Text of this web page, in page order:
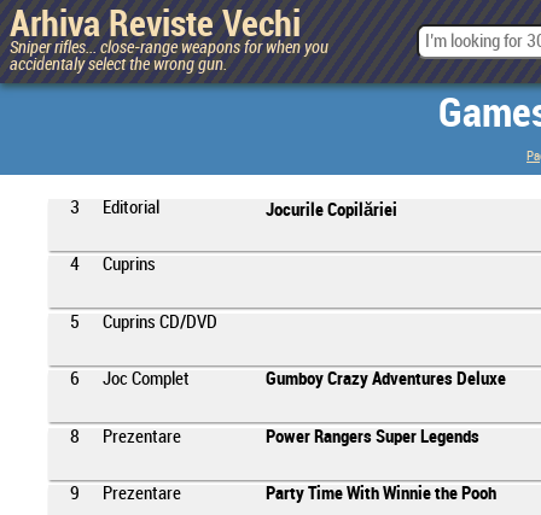
Arhiva Reviste Vechi
Sniper rifles... close-range weapons for when you
accidentaly select the wrong gun.
3 Editorial Jocurile Copilăriei
4 Cuprins
5 Cuprins CD/DVD
6 Joc Complet Gumboy Crazy Adventures Deluxe
8 Prezentare Power Rangers Super Legends
9 Prezentare Party Time With Winnie the Pooh